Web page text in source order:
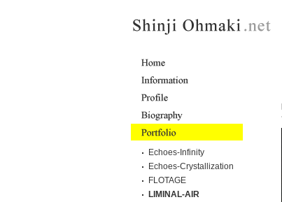
Echoes-Infinity
Echoes-Crystallization
FLOTAGE
LIMINAL-AIR